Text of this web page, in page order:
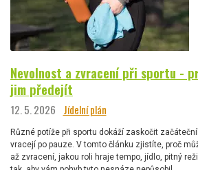
Nevolnost a zvracení při sportu -
jim předejít
12. 5. 2026 Jídelní plán
Různé potíže při sportu dokáží zaskočit
vracejí po pauze. V tomto článku zjistíte, proč
až zvracení, jakou roli hraje tempo, jídlo, pitný